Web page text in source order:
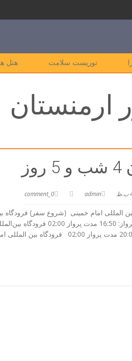
هتل توریست سلامت
ارمنستان
admin
0_comment
المللی امام خمینی (شروع سفر) فرودگاه
ایروان کاسپین ساعت